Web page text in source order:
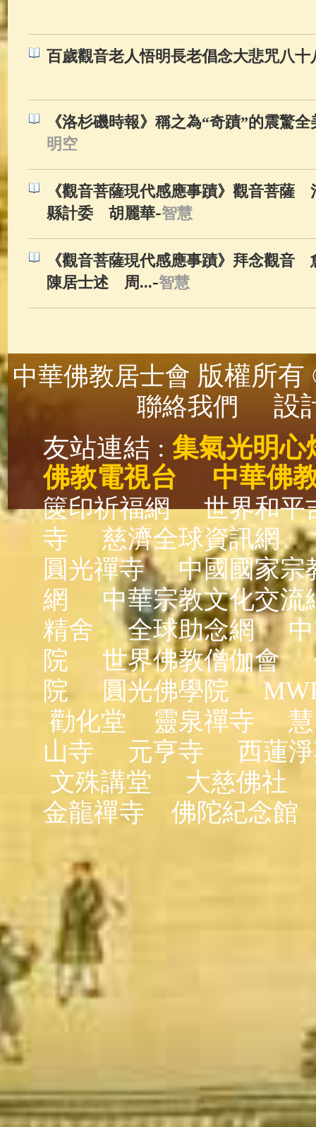
百歲觀音老人悟明長老倡念大悲咒八十
《洛杉磯時報》稱之為“奇蹟”的震驚
明空
《觀音菩薩現代感應事蹟》觀音菩薩
縣計委 胡麗華-智慧
《觀音菩薩現代感應事蹟》拜念觀音
陳居士述 周...-智慧
中華佛教居士會 版權所
聯絡我們
設
友站連結 : 集氣光明心
佛教電視台
中華佛
篋印祈福網
世界和平
寺
慈濟全球資訊網
圓光禪寺
中國國家宗
網
中華宗教文化交流
精舍
全球助念網
院
世界佛教僧伽會
院
圓光佛學院
勸化堂
靈泉禪寺
山寺
元亨寺
西蓮
文殊講堂
大慈佛社
金龍禪寺
佛陀紀念館